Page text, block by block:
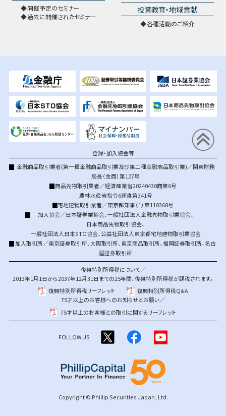
開催予定のセミナー
過去に開催されたセミナー
投資教育・地域貢献
各種活動のご紹介
登録・加入協会等
金融商品取引業者(第一種金融商品取引業及び第二種金融商品取引業)／関東財務
局長（金商）第127号
商品先物取引業者／経済産業省20240430商第6号
農林水産省指令6新食第341号
宅地建物取引業者／東京都知事（1）第110368号
加入協会／日本証券業協会、一般社団法人金融先物取引業協会、
日本商品先物取引協会、
一般社団法人日本STO協会、公益社団法人東京都宅地建物取引業協会
加入取引所／東京証券取引所、大阪取引所、 東京商品取引所、福岡証券取引所、名古
屋証券取引所
復興特別所得税について／
2013年1月1日から2037年12月31日までの25年間、復興特別所得税が課税されます。
復興特別所得税リーフレット
復興特別所得税Q&A
75才以上のお客様へのお知らせとお願い／
75才以上のお客様との取引に関するリーフレット
FOLLOW US
Copyright © Phillip Securities Japan, Ltd.